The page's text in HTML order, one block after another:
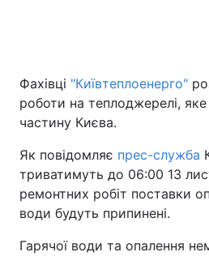
Фахівці "Київтеплоенерго"
роботи на теплоджерелі,
частину Києва.
Як повідомляє прес-служба
триватимуть до 06:00 13
ремонтних робіт поставки
води будуть припинені.
Гарячої води та опалення